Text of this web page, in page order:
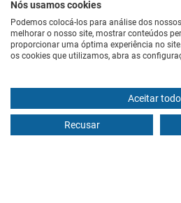
(+351) 21 386
ONDE
Rua Castilho, nº
Nós usamos cookies
Podemos colocá-los para análise dos
melhorar o nosso site, mostrar conteúdos
proporcionar uma óptima experiência no
os cookies que utilizamos, abra as
Aceitar
Recusar